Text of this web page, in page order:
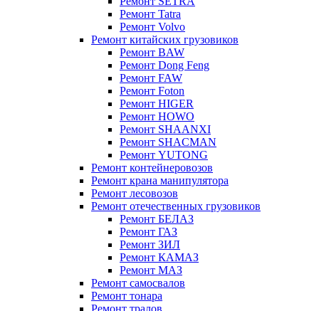
Ремонт Tatra
Ремонт Volvo
Ремонт китайских грузовиков
Ремонт BAW
Ремонт Dong Feng
Ремонт FAW
Ремонт Foton
Ремонт HIGER
Ремонт HOWO
Ремонт SHAANXI
Ремонт SHACMAN
Ремонт YUTONG
Ремонт контейнеровозов
Ремонт крана манипулятора
Ремонт лесовозов
Ремонт отечественных грузовиков
Ремонт БЕЛАЗ
Ремонт ГАЗ
Ремонт ЗИЛ
Ремонт КАМАЗ
Ремонт МАЗ
Ремонт самосвалов
Ремонт тонара
Ремонт тралов